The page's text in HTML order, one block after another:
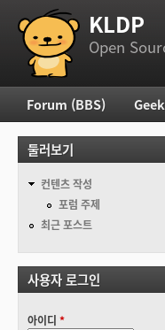
부 메뉴 KLDP
Open
주 메뉴
Forum (BBS)
둘러보기
컨텐츠 작성
포럼 주제
최근 포스트
사용자 로그인
아이디 *